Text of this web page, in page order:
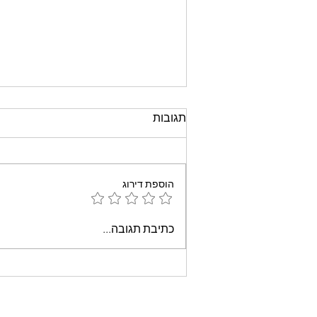
עוגת שוקולד קלה וממכרת
תגובות
הוספת דירוג
כתיבת תגובה...